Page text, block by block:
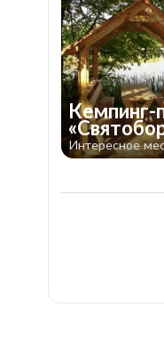
Кемпинг-
Интересное